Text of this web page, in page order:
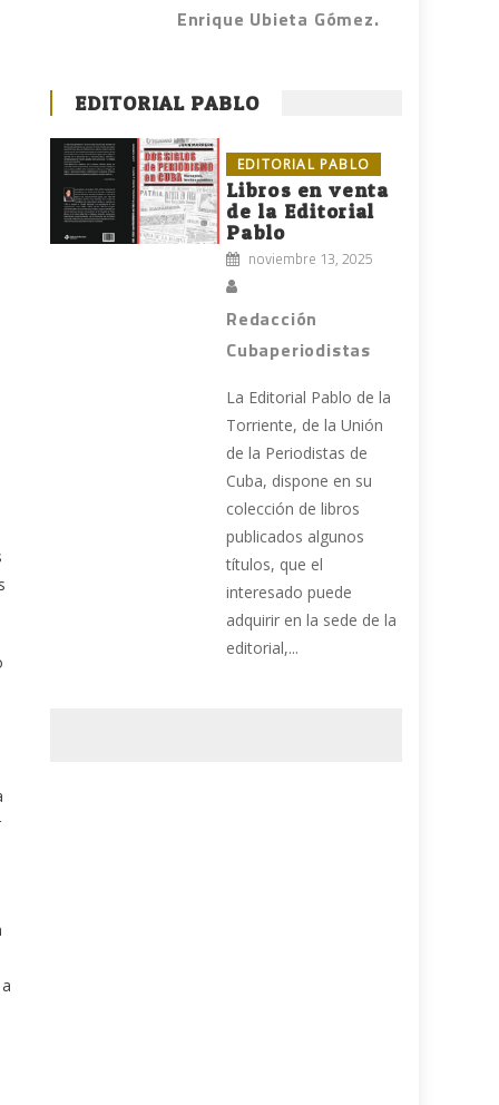
Enrique Ubieta Gómez.
EDITORIAL PABLO
EDITORIAL PABLO
Libros en venta
de la Editorial
Pablo
noviembre 13, 2025
Redacción
Cubaperiodistas
La Editorial Pablo de la
Torriente, de la Unión
de la Periodistas de
Cuba, dispone en su
colección de libros
publicados algunos
títulos, que el
interesado puede
adquirir en la sede de la
editorial,...